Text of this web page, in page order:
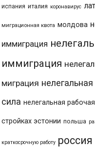
испания италия коронавирус
миграционная квота молдова
иммиграция
иммиграция
миграция
сила нелегальная
стройках эстонии польша
краткосрочную работу россия